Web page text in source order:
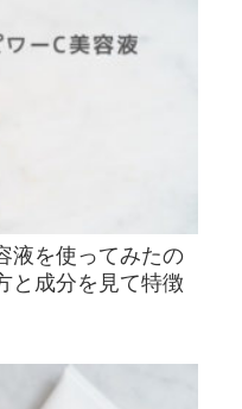
液を使ってみたの
と成分を見て特徴